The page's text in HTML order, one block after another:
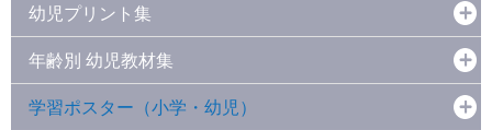
幼児プリント集
年齢別 幼児教材集
学習ポスター（小学・幼児）